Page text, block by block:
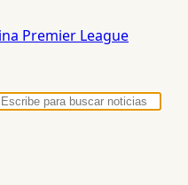
Premier League